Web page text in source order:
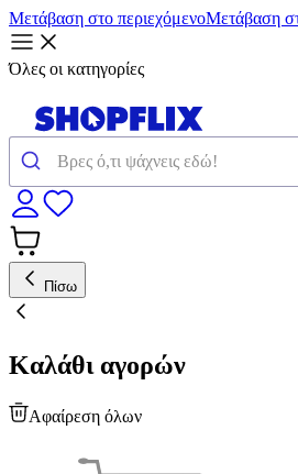
Μετάβαση στο περιεχόμενοΜετάβαση
Όλες οι κατηγορίες
Πίσω
Καλάθι αγορών
Αφαίρεση όλων